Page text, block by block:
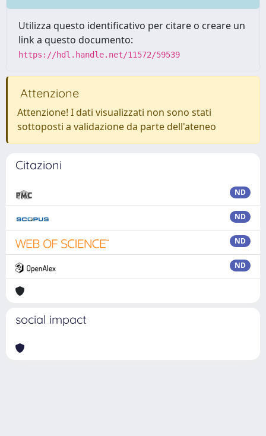
Utilizza questo identificativo per citare o creare un
link a questo documento:
https://hdl.handle.net/11572/59539
Attenzione
Attenzione! I dati visualizzati non sono stati
sottoposti a validazione da parte dell'ateneo
Citazioni
ND
ND
ND
ND
social impact